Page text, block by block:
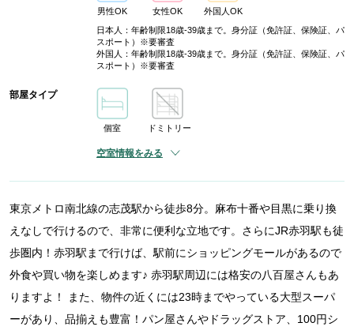
男性OK 女性OK
外国人OK
日本人：年齢制限18歳-39歳まで。身分証（免許証、保険証、パ
スポート）※要審査
外国人：年齢制限18歳-39歳まで。身分証（免許証、保険証、パ
スポート）※要審査
部屋タイプ
個室 ドミトリー
空室情報をみる
東京メトロ南北線の志茂駅から徒歩8分。麻布十番や目黒に乗り換
えなしで行けるので、非常に便利な立地です。さらにJR赤羽駅も徒
歩圏内！赤羽駅まで行けば、駅前にショッピングモールがあるので
外食や買い物を楽しめます♪ 赤羽駅周辺には格安の八百屋さんもあ
りますよ！ また、物件の近くには23時までやっている大型スーパ
ーがあり、品揃えも豊富！パン屋さんやドラッグストア、100円シ